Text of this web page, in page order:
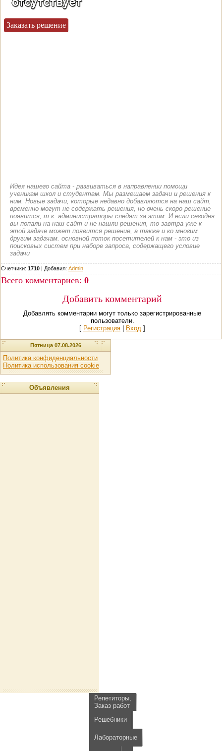
Заказать решение
Идея нашего сайта - развиваться в направлении помощи
ученикам школ и студентам. Мы размещаем задачи и решения к
ним. Новые задачи, которые недавно добавляются на наш сайт,
временно могут не содержать решения, но очень скоро решение
появится, т.к. администраторы следят за этим. И если сегодня
вы попали на наш сайт и не нашли решения, то завтра уже к
этой задаче может появится решение, а также и ко многим
другим задачам. основной поток посетителей к нам - это из
поисковых систем при наборе запроса, содержащего условие
задачи
Счетчики: 1710 | Добавил: Admin
Всего комментариев: 0
Добавить комментарий
Добавлять комментарии могут только зарегистрированные
пользователи.
[ Регистрация Вход ]
Пятница 07.08.2026
Политика конфиденциальности
Политика использования cookie
Объявления
Репетиторы,
Заказ работ
Решебники
Лабораторные